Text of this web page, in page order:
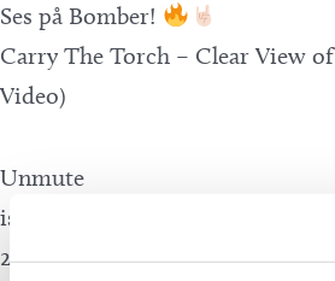
Ses på Bomber!
Carry The Torch – Clear View
Video)
Unmute
is a Swedish metal band
2021. With their heavy and